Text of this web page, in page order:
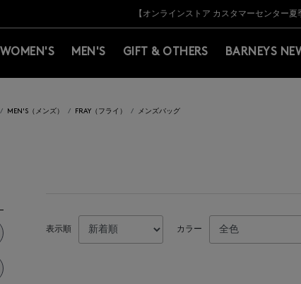
新規登録のお客様も対象！＜MY BARNEYS＞会員のお客様は11,000円
【夏季休業に伴う出荷一時停
【オンラインストア カスタマーセンター
【夏季休業に伴う返品・交換承り
熊本県を中心とした地震の影響
【開催中】SUMMER
新規登録のお客様も対象！＜MY BARNEYS＞会員のお客様は11,000円
【夏季休業に伴う出荷一時停
WOMEN'S MEN'S GIFT & OTHERS BARNEYS
MEN'S（メンズ） FRAY（フライ） メンズバッグ
表示順 カラー